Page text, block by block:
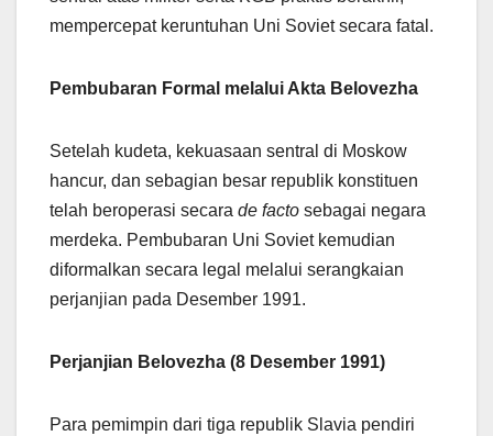
mempercepat keruntuhan Uni Soviet secara fatal.
Pembubaran Formal melalui Akta Belovezha
Setelah kudeta, kekuasaan sentral di Moskow
hancur, dan sebagian besar republik konstituen
telah beroperasi secara de facto sebagai negara
merdeka. Pembubaran Uni Soviet kemudian
diformalkan secara legal melalui serangkaian
perjanjian pada Desember 1991.
Perjanjian Belovezha (8 Desember 1991)
Para pemimpin dari tiga republik Slavia pendiri